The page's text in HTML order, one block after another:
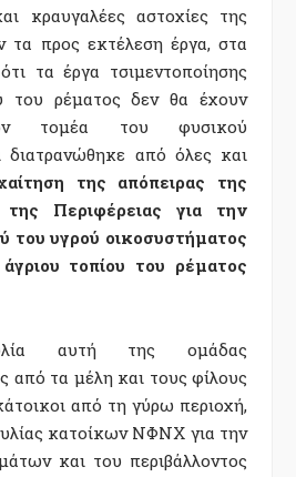
κραυγαλέες αστοχίες της
προς εκτέλεση έργα, στα
τα έργα τσιμεντοποίησης
του ρέματος δεν θα έχουν
τομέα του φυσικού
διατρανώθηκε από όλες και
της απόπειρας της
Περιφέρειας για την
του υγρού οικοσυστήματος
τοπίου του ρέματος
αυτή της ομάδας
από τα μέλη και τους φίλους
από τη γύρω περιοχή,
κατοίκων ΝΦΝΧ για την
και του περιβάλλοντος